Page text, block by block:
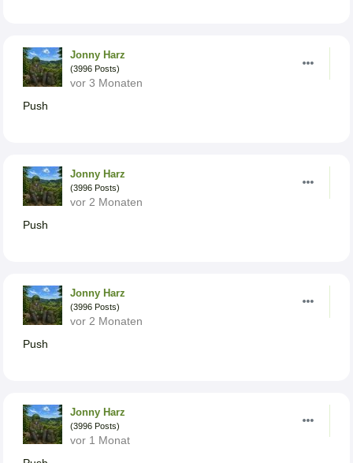
Jonny Harz
(3996 Posts)
vor 3 Monaten
Push
Jonny Harz
(3996 Posts)
vor 2 Monaten
Push
Jonny Harz
(3996 Posts)
vor 2 Monaten
Push
Jonny Harz
(3996 Posts)
vor 1 Monat